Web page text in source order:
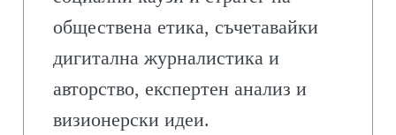
обществена етика, съчетавайки
дигитална журналистика и
авторство, експертен анализ и
визионерски идеи.